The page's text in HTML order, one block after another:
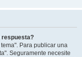
respuesta?
Para publicar una
Seguramente necesite